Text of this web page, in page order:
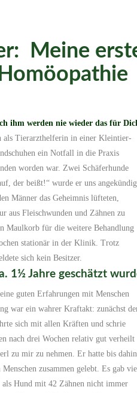
Meine
ihm werden nie wieder das für
als Tierarzthelferin in einer Kleintier-
ein Notfall in die Praxis
worden war. Zwei Schäferhunde
der beißt!“ wurde er uns
Männer das Geheimnis lüfteten,
aus Fleischwunden und Zähnen zu
Maulkorb für die weitere Behandlung
stationär in der Klinik. Trotz
sich kein Besitzer.
1½ Jahre geschätzt
guten Erfahrungen mit Menschen
war ein wahrer Kraftakt: zunächst
sich mit allen Kräften und schrie
nach drei Wochen relativ gut verheilt
zu mir zu nehmen. Er hatte bis dahin
zusammen gelebt. Es gab
Hund mit 42 Zähnen nicht immer